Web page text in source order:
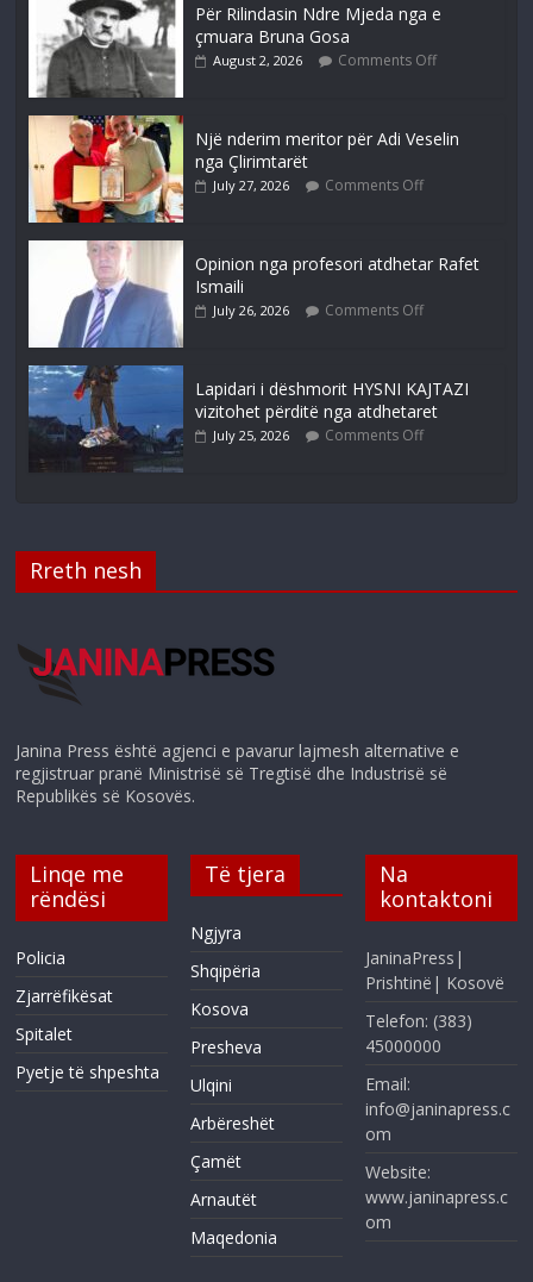
Për Rilindasin Ndre Mjeda nga e
çmuara Bruna Gosa
August 2, 2026 Comments Off
Një nderim meritor për Adi Veselin
nga Çlirimtarët
July 27, 2026 Comments Off
Opinion nga profesori atdhetar Rafet
Ismaili
July 26, 2026 Comments Off
Lapidari i dëshmorit HYSNI KAJTAZI
vizitohet përditë nga atdhetaret
July 25, 2026 Comments Off
Rreth nesh
Janina Press është agjenci e pavarur lajmesh alternative e
regjistruar pranë Ministrisë së Tregtisë dhe Industrisë së
Republikës së Kosovës.
Linqe me
rëndësi
Policia
Zjarrëfikësat
Spitalet
Pyetje të shpeshta
Të tjera
Ngjyra
Shqipëria
Kosova
Presheva
Ulqini
Arbëreshët
Çamët
Arnautët
Maqedonia
Na
kontaktoni
JaninaPress|
Prishtinë| Kosovë
Telefon: (383)
45000000
Email:
info@janinapress.c
om
Website:
www.janinapress.c
om